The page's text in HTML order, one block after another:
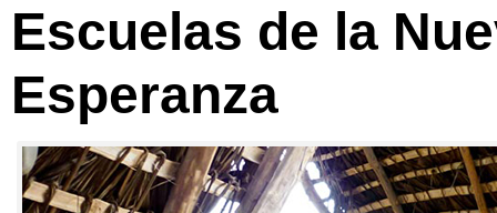
Escuelas de la
Esperanza